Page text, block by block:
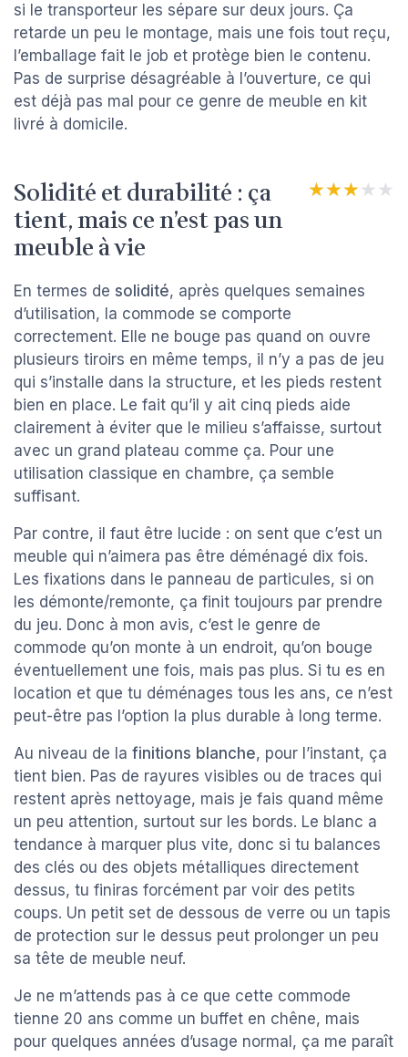
si le transporteur les sépare sur deux jours. Ça
retarde un peu le montage, mais une fois tout reçu,
l’emballage fait le job et protège bien le contenu.
Pas de surprise désagréable à l’ouverture, ce qui
est déjà pas mal pour ce genre de meuble en kit
livré à domicile.
Solidité et durabilité : ça
tient, mais ce n’est pas un
meuble à vie
★★★★★
★★★★★
En termes de solidité, après quelques semaines
d’utilisation, la commode se comporte
correctement. Elle ne bouge pas quand on ouvre
plusieurs tiroirs en même temps, il n’y a pas de jeu
qui s’installe dans la structure, et les pieds restent
bien en place. Le fait qu’il y ait cinq pieds aide
clairement à éviter que le milieu s’affaisse, surtout
avec un grand plateau comme ça. Pour une
utilisation classique en chambre, ça semble
suffisant.
Par contre, il faut être lucide : on sent que c’est un
meuble qui n’aimera pas être déménagé dix fois.
Les fixations dans le panneau de particules, si on
les démonte/remonte, ça finit toujours par prendre
du jeu. Donc à mon avis, c’est le genre de
commode qu’on monte à un endroit, qu’on bouge
éventuellement une fois, mais pas plus. Si tu es en
location et que tu déménages tous les ans, ce n’est
peut-être pas l’option la plus durable à long terme.
Au niveau de la finitions blanche, pour l’instant, ça
tient bien. Pas de rayures visibles ou de traces qui
restent après nettoyage, mais je fais quand même
un peu attention, surtout sur les bords. Le blanc a
tendance à marquer plus vite, donc si tu balances
des clés ou des objets métalliques directement
dessus, tu finiras forcément par voir des petits
coups. Un petit set de dessous de verre ou un tapis
de protection sur le dessus peut prolonger un peu
sa tête de meuble neuf.
Je ne m’attends pas à ce que cette commode
tienne 20 ans comme un buffet en chêne, mais
pour quelques années d’usage normal, ça me paraît